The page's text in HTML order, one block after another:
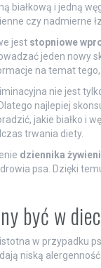
białkową i jedną
czy nadmierne
jest stopniowe
jeden nowy
na temat
nie jest
Dlatego najlepiej
jakie białko i
trwania diety.
dziennika
psa. Dzięki
być w
w przypadku
niską